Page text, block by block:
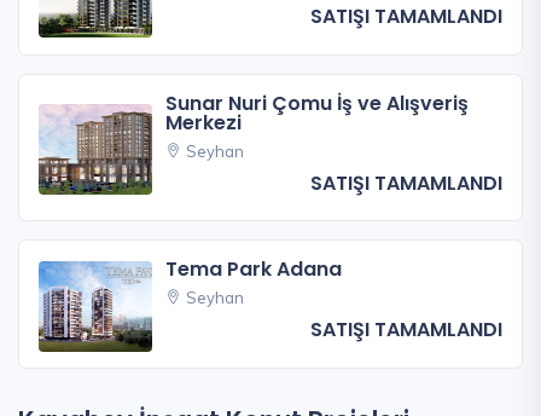
SATIŞI TAMAMLANDI
Sunar Nuri Çomu İş ve Alışveriş
Merkezi
Seyhan
SATIŞI TAMAMLANDI
Tema Park Adana
Seyhan
SATIŞI TAMAMLANDI